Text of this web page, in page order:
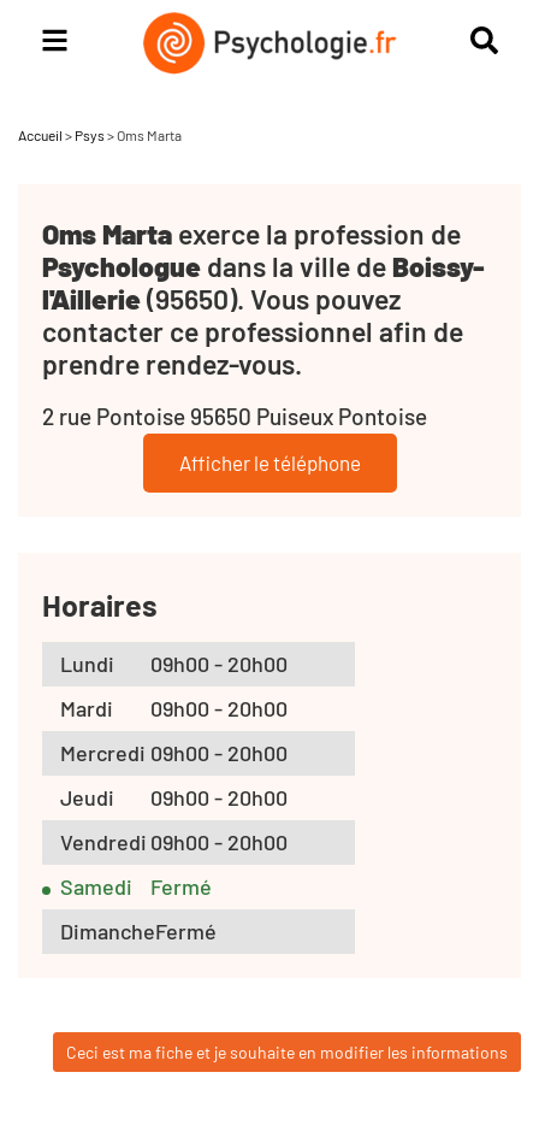
Accueil > Psys >Oms Marta
Oms Marta exerce la profession de
Psychologue dans la ville de Boissy-
l'Aillerie(95650). Vous pouvez
contacter ce professionnel afin de
prendre rendez-vous.
2 rue Pontoise 95650 Puiseux Pontoise
Afficher le téléphone
Horaires
Lundi
09h00 - 20h00
Mardi
09h00 - 20h00
Mercredi 09h00 - 20h00
Jeudi
09h00 - 20h00
Vendredi 09h00 - 20h00
Samedi
Fermé
DimancheFermé
Ceci est ma fiche et je souhaite en modifier les informations